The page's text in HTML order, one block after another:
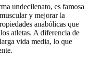
undecilenato, es famosa
y mejorar la
anabólicas que
atletas. A diferencia de
vida media, lo que